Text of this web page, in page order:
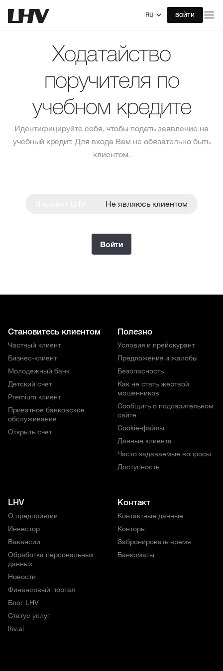
RU ВОЙТИ
Ходатайство
поручителя по
учебном кредите
Идентифицируйте себя, чтобы подать заявление на
учебный кредит. Для входа Вам не обязательно быть
клиентом.
Не являюсь клиентом
Войти
Становитесь клиентом
Частный клиент
Бизнес-клиент
Молодежный банк
Детский счет
Premium клиент
Приватное банковское
обслуживание
Открыть счет
Полезно
Условия и прейскурант
Предложения и жалобы
Безопасность
Как не стать жертвой
мошенников
Сообщить о подозрительном
сайте
Cookie-файлы
Данные клиента
Часто задаваемые вопросы
Доступность
LHV
О предприятии
Инвестор
Вакансии
Обработка персональных
данных
Новости
Финансовый портал
Блог LHV
Статус услуг
lhv.ai
Контакт
Контактные данные
Конторы
Забронировать время
Банкоматы